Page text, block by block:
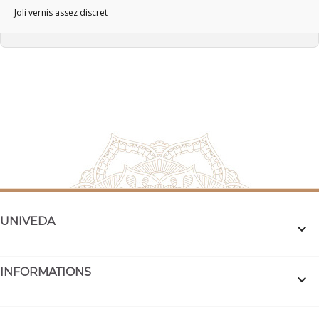
Joli vernis assez discret
UNIVEDA 
INFORMATIONS 